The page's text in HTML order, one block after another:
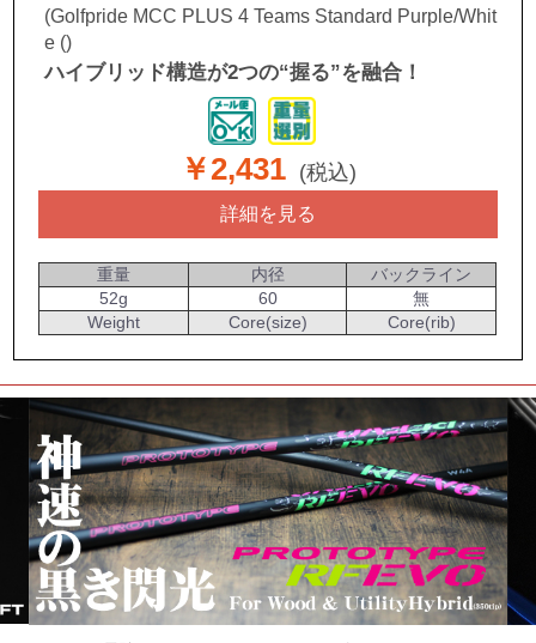
(Golfpride MCC PLUS 4 Teams Standard Purple/Whit
e ()
ハイブリッド構造が2つの“握る”を融合！
￥2,431 (税込)
詳細を見る
重量 内径
バックライン
52g
60
無
Weight
Core(size) Core(rib)